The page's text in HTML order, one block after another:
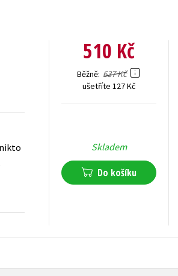
510 Kč
Běžně 637 Kč
ušetříte 127 Kč
Skladem
Do košíku